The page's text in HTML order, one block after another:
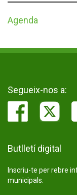
Agenda
Segueix-nos a:
Butlletí digital
Inscriu-te per rebre
municipals.